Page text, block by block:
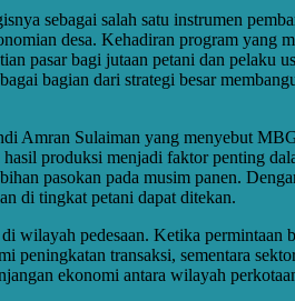
sebagai salah satu instrumen
desa. Kehadiran program
pasar bagi jutaan petani dan
bagian dari strategi besar
Amran Sulaiman yang menyebut
produksi menjadi faktor penting
pasokan pada musim panen.
di tingkat petani dapat ditekan.
pedesaan. Ketika permintaan
peningkatan transaksi, sementara
ekonomi antara wilayah